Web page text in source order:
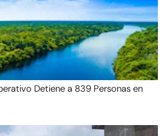
Detiene a 839 Personas en